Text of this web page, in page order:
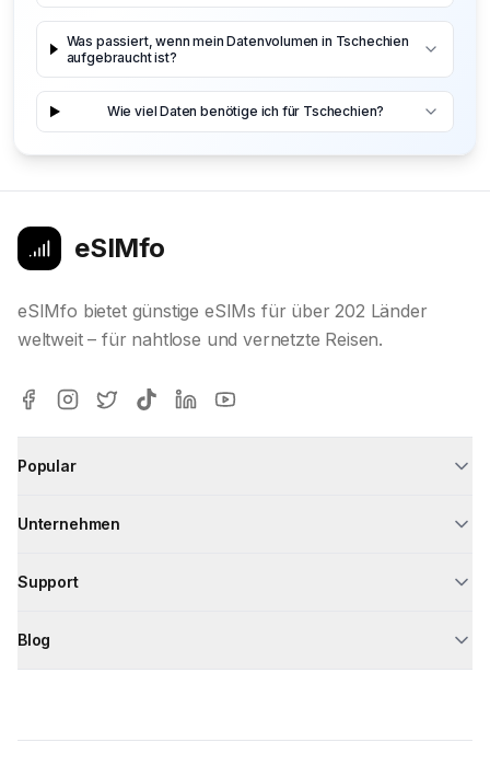
Was passiert, wenn mein Datenvolumen in Tschechien
aufgebraucht ist?
Wie viel Daten benötige ich für Tschechien?
eSIMfo
eSIMfo bietet günstige eSIMs für über 202 Länder
weltweit – für nahtlose und vernetzte Reisen.
Popular
Unternehmen
Support
Blog